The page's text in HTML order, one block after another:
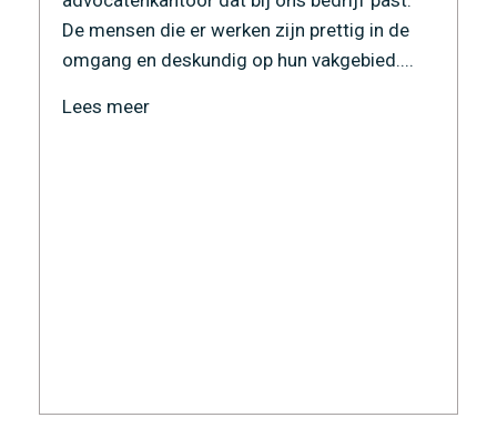
De mensen die er werken zijn prettig in de
omgang en deskundig op hun vakgebied....
Lees meer